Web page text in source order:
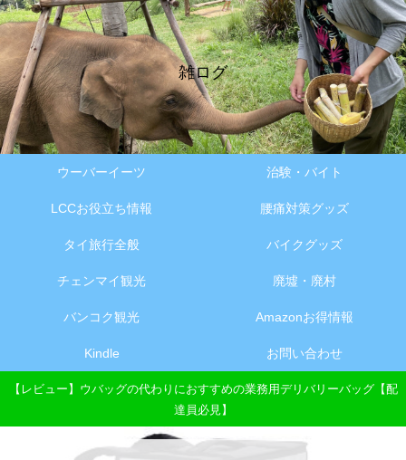
雑ログ
ウーバーイーツ 治験・バイト
LCCお役立ち情報 腰痛対策グッズ
タイ旅行全般 バイクグッズ
チェンマイ観光 廃墟・廃村
バンコク観光 Amazonお得情報
Kindle お問い合わせ
【レビュー】ウバッグの代わりにおすすめの業務用デリバリーバッグ【配
達員必見】